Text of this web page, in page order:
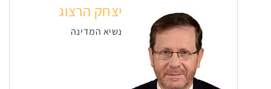
יצחק הרצוג
נשיא המדינה